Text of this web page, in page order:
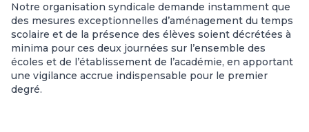
Notre organisation syndicale demande instamment que
des mesures exceptionnelles d’aménagement du temps
scolaire et de la présence des élèves soient décrétées à
minima pour ces deux journées sur l’ensemble des
écoles et de l’établissement de l’académie, en apportant
une vigilance accrue indispensable pour le premier
degré.